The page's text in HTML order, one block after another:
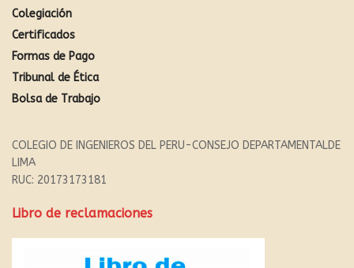
Colegiación
Certificados
Formas de Pago
Tribunal de Ética
Bolsa de Trabajo
COLEGIO DE INGENIEROS DEL PERU-CONSEJO DEPARTAMENTALDE
LIMA
RUC: 20173173181
Libro de reclamaciones